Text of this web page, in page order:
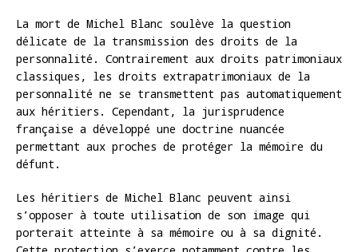
La mort de Michel Blanc soulève la question
délicate de la transmission des droits de la
personnalité. Contrairement aux droits patrimoniaux
classiques, les droits extrapatrimoniaux de la
personnalité ne se transmettent pas automatiquement
aux héritiers. Cependant, la jurisprudence
française a développé une doctrine nuancée
permettant aux proches de protéger la mémoire du
défunt.
Les héritiers de Michel Blanc peuvent ainsi
s’opposer à toute utilisation de son image qui
porterait atteinte à sa mémoire ou à sa dignité.